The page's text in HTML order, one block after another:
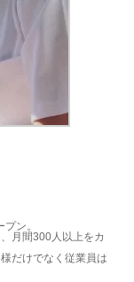
ン。
月間300人以上をカ
だけでなく従業員は